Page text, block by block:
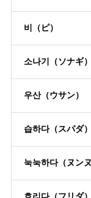
비（ピ）
소나기（ソナギ）
우산（ウサン）
습하다（スパダ）
눅눅하다（ヌンヌ